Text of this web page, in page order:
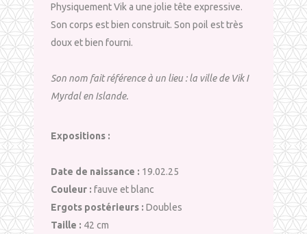
Physiquement Vik a une jolie tête expressive.
Son corps est bien construit. Son poil est très
doux et bien fourni.
Son nom fait référence à un lieu : la ville de Vik I
Myrdal en Islande.
Expositions :
Date de naissance : 19.02.25
Couleur : fauve et blanc
Ergots postérieurs : Doubles
Taille : 42 cm